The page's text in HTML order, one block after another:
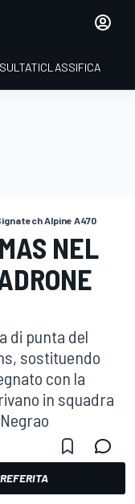
CLASSIFICA
Alpine A470
NEL
di punta del
sostituendo
con la
in squadra